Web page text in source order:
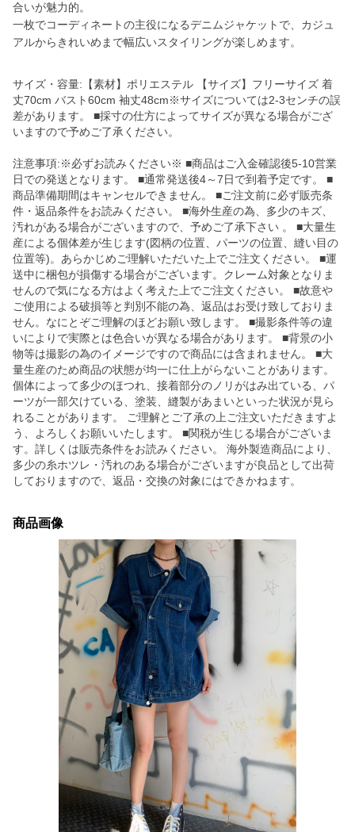
合いが魅力的。
一枚でコーディネートの主役になるデニムジャケットで、カジュ
アルからきれいめまで幅広いスタイリングが楽しめます。
サイズ・容量:【素材】ポリエステル 【サイズ】フリーサイズ 着
丈70cm バスト60cm 袖丈48cm※サイズについては2-3センチの誤
差があります。 ■採寸の仕方によってサイズが異なる場合がござ
いますので予めご了承ください。
注意事項:※必ずお読みください※ ■商品はご入金確認後5-10営業
日での発送となります。 ■通常発送後4～7日で到着予定です。 ■
商品準備期間はキャンセルできません。 ■ご注文前に必ず販売条
件・返品条件をお読みください。 ■海外生産の為、多少のキズ、
汚れがある場合がございますので、予めご了承下さい 。 ■大量生
産による個体差が生じます(図柄の位置、パーツの位置、縫い目の
位置等)。あらかじめご理解いただいた上でご注文ください。 ■運
送中に梱包が損傷する場合がございます。クレーム対象となりま
せんので気になる方はよく考えた上でご注文ください。 ■故意や
ご使用による破損等と判別不能の為、返品はお受け致しておりま
せん。なにとぞご理解のほどお願い致します。 ■撮影条件等の違
いによりで実際とは色合いが異なる場合があります。 ■背景の小
物等は撮影の為のイメージですので商品には含まれません。 ■大
量生産のため商品の状態が均一に仕上がらないことがあります。
個体によって多少のほつれ、接着部分のノリがはみ出ている、パ
ーツが一部欠けている、塗装、縫製があまいといった状況が見ら
れることがあります。 ご理解とご了承の上ご注文いただきますよ
う、よろしくお願いいたします。 ■関税が生じる場合がございま
す。詳しくは販売条件をお読みください。 海外製造商品により、
多少の糸ホツレ・汚れのある場合がございますが良品として出荷
しておりますので、返品・交換の対象にはできかねます。
商品画像